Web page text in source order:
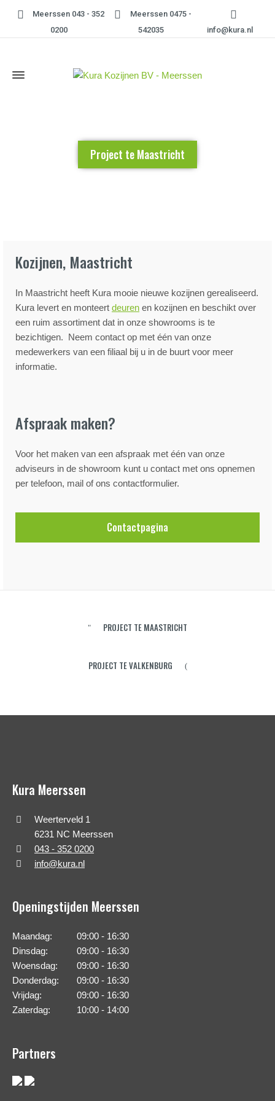
Meerssen 043 - 352
0200
Meerssen 0475 -
542035
info@kura.nl
Project te Maastricht
Kozijnen, Maastricht
In Maastricht heeft Kura mooie nieuwe kozijnen gerealiseerd.
Kura levert en monteert deuren en kozijnen en beschikt over
een ruim assortiment dat in onze showrooms is te
bezichtigen. Neem contact op met één van onze
medewerkers van een filiaal bij u in de buurt voor meer
informatie.
Afspraak maken?
Voor het maken van een afspraak met één van onze
adviseurs in de showroom kunt u contact met ons opnemen
per telefoon, mail of ons contactformulier.
Contactpagina
PROJECT TE MAASTRICHT
PROJECT TE VALKENBURG
Kura Meerssen
Weerterveld 1
6231 NC Meerssen
043 - 352 0200
info@kura.nl
Openingstijden Meerssen
Maandag:
09:00 - 16:30
Dinsdag:
09:00 - 16:30
Woensdag:
09:00 - 16:30
Donderdag:
09:00 - 16:30
Vrijdag:
09:00 - 16:30
Zaterdag:
10:00 - 14:00
Partners